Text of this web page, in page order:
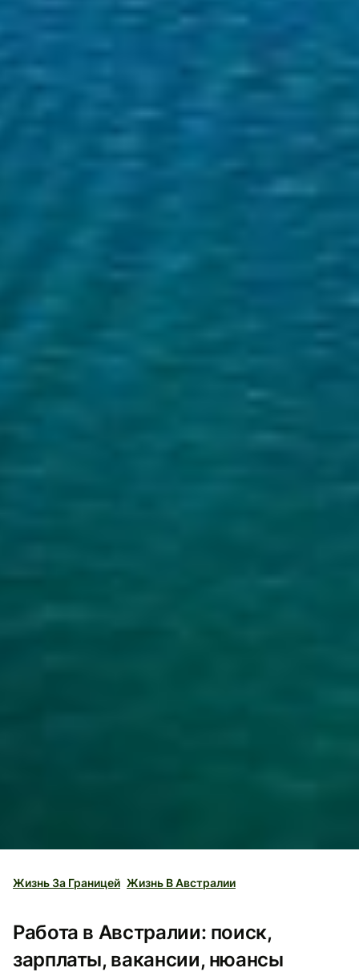
Жизнь За Границей Жизнь В Австралии
Работа в Австралии: поиск,
зарплаты, вакансии, нюансы